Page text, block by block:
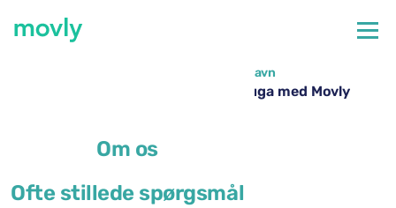
Om os
Ofte stillede spørgsmål
Alle tilgængelige biler i Lissabon Lufthavn
Billeje i Lissabon Lufthavn – Ford Kuga med Movly